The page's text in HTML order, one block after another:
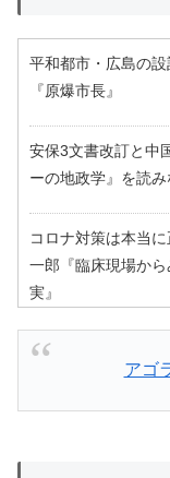
平和都市・広島の
『原爆市長』
安保3文書改訂と中
ーの地政学』を読み
コロナ対策は本当
一郎『臨床現場か
実』
アゴ